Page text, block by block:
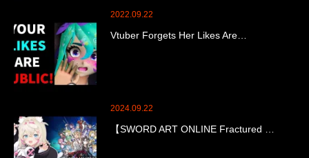
2022.09.22
Vtuber Forgets Her Likes Are…
2024.09.22
【SWORD ART ONLINE Fractured …